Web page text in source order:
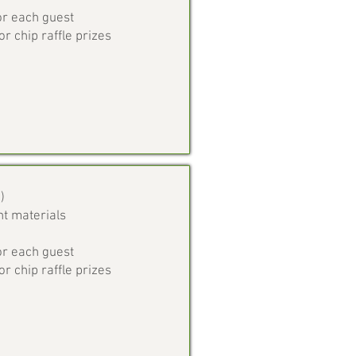
each guest
chip raffle prizes
materials
each guest
chip raffle prizes